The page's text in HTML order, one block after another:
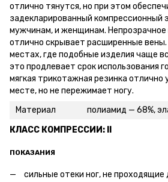
отлично тянутся, но при этом
задекларированный компрессионный
мужчинам, и женщинам. Непрозрачное
отлично скрывает расширенные
местах, где подобные изделия чаще
это продлевает срок использования
мягкая трикотажная резинка
месте, но не пережимает ногу.
Материал
полиамид — 68%,
КЛАСС КОМПРЕССИИ: II
ПОКАЗАНИЯ
сильные отеки ног, не проходящие